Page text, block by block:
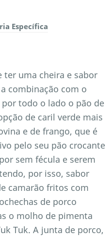
Específica
ter uma cheira e sabor
combinação com o
todo o lado o pão de
de caril verde mais
e de frango, que é
pelo seu pão crocante
sem fécula e serem
por isso, sabor
camarão fritos com
de porco
o molho de pimenta
Tuk. A junta de porco,